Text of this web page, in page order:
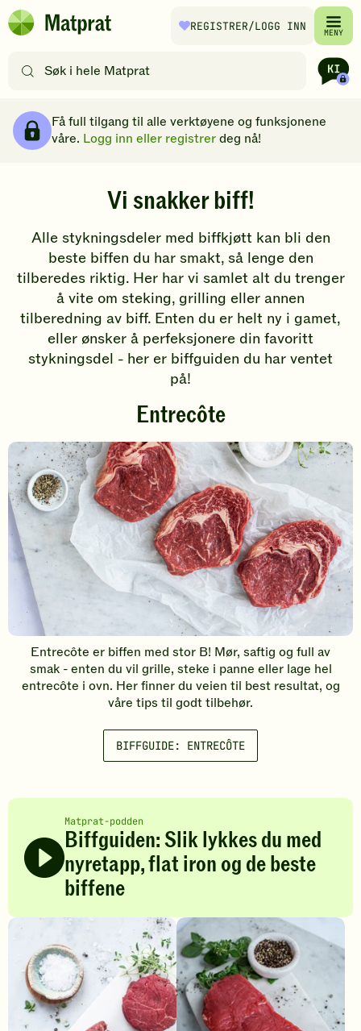
Hopp til hovedinnhold
Matprat
REGISTRER/LOGG INN MENY
etter
filtre
Få full tilgang til alle verktøyene og funksjonene
våre. Logg inn eller registrerdeg nå!
Vi snakker biff!
Alle stykningsdeler med biffkjøtt kan bli den
beste biffen du har smakt, så lenge den
tilberedes riktig. Her har vi samlet alt du trenger
å vite om steking, grilling eller annen
tilberedning av biff. Enten du er helt ny i gamet,
eller ønsker å perfeksjonere din favoritt
stykningsdel - her er biffguiden du har ventet
på!
Entrecôte
Entrecôte er biffen med stor B! Mør, saftig og full av
smak - enten du vil grille, steke i panne eller lage hel
entrecôte i ovn. Her finner du veien til best resultat, og
våre tips til godt tilbehør.
BIFFGUIDE: ENTRECÔTE
Matprat-podden
Biffguiden: Slik lykkes du med
nyretapp, flat iron og de beste
biffene
B